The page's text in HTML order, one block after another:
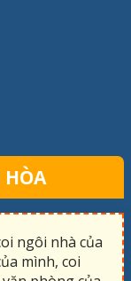
HÒA
ngôi nhà của
mình, coi